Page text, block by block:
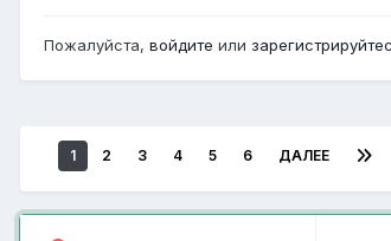
Пожалуйста, войдите или
1 2 3 4 5 6 ДАЛЕЕ